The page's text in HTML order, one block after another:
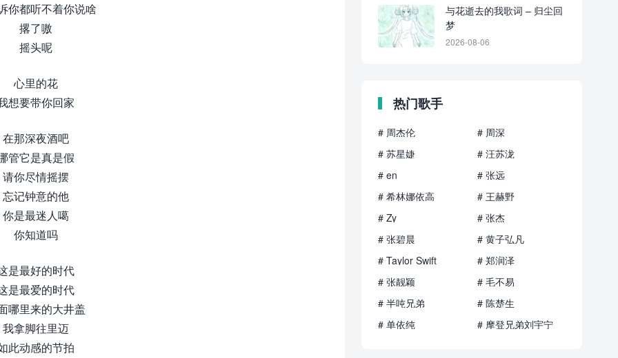
你都听不着你说啥
撂了嗷
摇头呢
心里的花
想要带你回家
在那深夜酒吧
管它是真是假
请你尽情摇摆
忘记钟意的他
你是最迷人噶
你知道吗
是最好的时代
是最爱的时代
哪里来的大井盖
我拿脚往里迈
此动感的节拍
与花逝去的我歌词 – 归尘回
梦
2026-08-06
热门歌手
# 周杰伦
# 周深
# 苏星婕
# 汪苏泷
# en
# 张远
# 希林娜依高
# 王赫野
# Zy
# 张杰
# 张碧晨
# 黄子弘凡
# Taylor Swift
# 郑润泽
# 张靓颖
# 毛不易
# 半吨兄弟
# 陈楚生
# 单依纯
# 摩登兄弟刘宇宁